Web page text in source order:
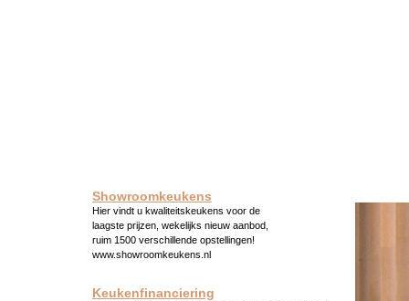
Showroomkeukens
Hier vindt u kwaliteitskeukens voor de
laagste prijzen, wekelijks nieuw aanbod,
ruim 1500 verschillende opstellingen!
www.showroomkeukens.nl
Keukenfinanciering